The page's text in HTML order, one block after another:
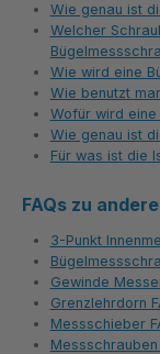
Wie genau ist
Welcher
Wie wird eine
Wie benutzt
Wofür wird
Wie genau ist
Für was ist die
FAQs zu
3-Punkt
Gewinde
Grenzlehrdorn
Messschieber
Messschrauben